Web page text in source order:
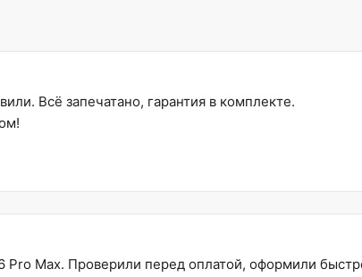
Всё запечатано, гарантия в комплекте.
Max. Проверили перед оплатой, оформили